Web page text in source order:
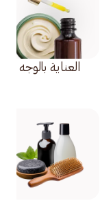
العناية بالوجه